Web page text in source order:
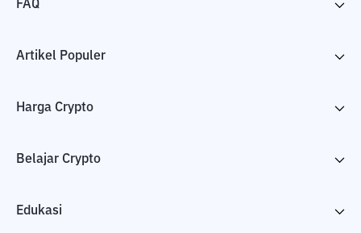
FAQ
Artikel Populer
Harga Crypto
Belajar Crypto
Edukasi